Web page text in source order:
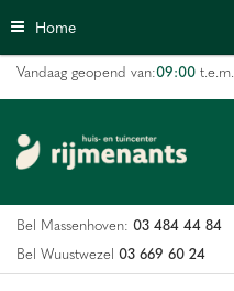
n
n
n
Home
Vandaag geopend van:09:00 t.e.m.
Bel Massenhoven: 03 484 44 84
Bel Wuustwezel 03 669 60 24